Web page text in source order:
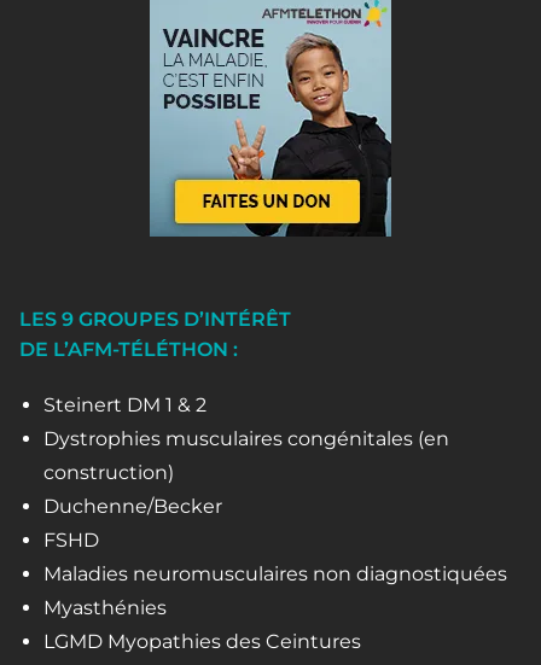
LES 9 GROUPES D’INTÉRÊT
DE L’AFM-TÉLÉTHON :
Steinert DM 1 & 2
Dystrophies musculaires congénitales (en
construction)
Duchenne/Becker
FSHD
Maladies neuromusculaires non diagnostiquées
Myasthénies
LGMD Myopathies des Ceintures